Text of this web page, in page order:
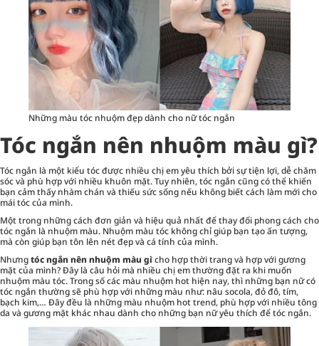
Những màu tóc nhuộm đẹp dành cho nữ tóc ngắn
Tóc ngắn nên nhuộm màu gì?
Tóc ngắn là một kiểu tóc được nhiều chị em yêu thích bởi sự tiện lợi, dễ chăm
sóc và phù hợp với nhiều khuôn mặt. Tuy nhiên, tóc ngắn cũng có thể khiến
bạn cảm thấy nhàm chán và thiếu sức sống nếu không biết cách làm mới cho
mái tóc của mình.
Một trong những cách đơn giản và hiệu quả nhất để thay đổi phong cách cho
tóc ngắn là nhuộm màu. Nhuộm màu tóc không chỉ giúp bạn tạo ấn tượng,
mà còn giúp bạn tôn lên nét đẹp và cá tính của mình.
Nhưngtóc ngắn nên nhuộm màu gìcho hợp thời trang và hợp với gương
mặt của mình? Đây là câu hỏi mà nhiều chị em thường đặt ra khi muốn
nhuộm màu tóc. Trong số các màu nhuộm hot hiện nay, thì những bạn nữ có
tóc ngắn thường sẽ phù hợp với những màu như: nâu socola, đỏ đô, tím,
bạch kim,… Đây đều là những màu nhuộm hot trend, phù hợp với nhiều tông
da và gương mặt khác nhau dành cho những bạn nữ yêu thích để tóc ngắn.